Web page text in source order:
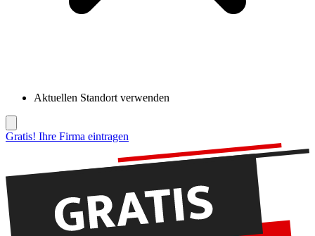
Aktuellen Standort verwenden
Gratis! Ihre Firma eintragen